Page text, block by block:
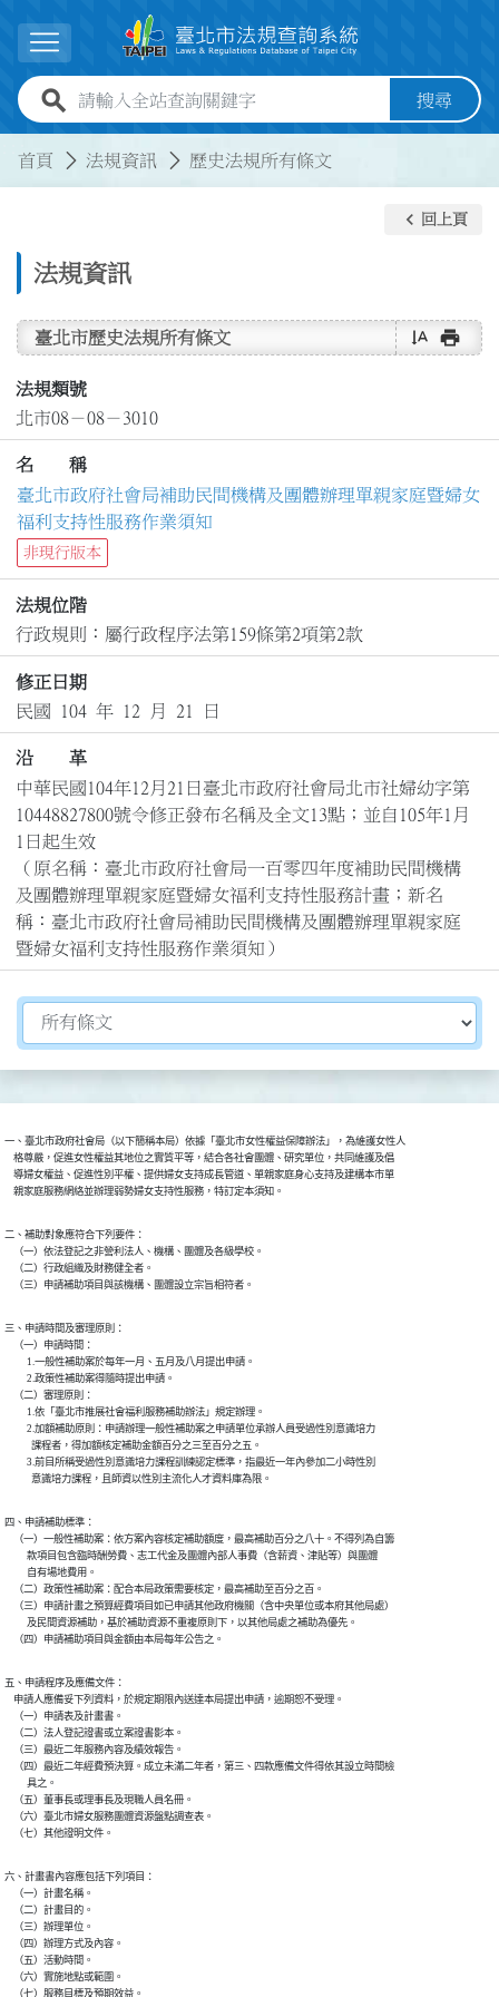
展開選單
全站查詢關鍵字欄位 搜尋
首頁 法規資訊 歷史法規所有條文
法規資訊
keyboard_arrow_left 回上頁
臺北市歷史法規所有條文 text_rotate_vertical print
法規類號
北市08－08－3010
名 稱
臺北市政府社會局補助民間機構及團體辦理單親家庭暨婦女
福利支持性服務作業須知
非現行版本
法規位階
行政規則：屬行政程序法第159條第2項第2款
修正日期
民國 104 年 12 月 21 日
沿 革
中華民國104年12月21日臺北市政府社會局北市社婦幼字第
10448827800號令修正發布名稱及全文13點；並自105年1月
1日起生效
（原名稱：臺北市政府社會局一百零四年度補助民間機構
及團體辦理單親家庭暨婦女福利支持性服務計畫；新名
稱：臺北市政府社會局補助民間機構及團體辦理單親家庭
暨婦女福利支持性服務作業須知）
切換選擇法規資訊內容
一、臺北市政府社會局（以下簡稱本局）依據「臺北市女性權益保障辦法」，為維護女性人
    格尊嚴，促進女性權益其地位之實質平等，結合各社會團體、研究單位，共同維護及倡
    導婦女權益、促進性別平權、提供婦女支持成長管道、單親家庭身心支持及建構本市單
    親家庭服務網絡並辦理弱勢婦女支持性服務，特訂定本須知。
二、補助對象應符合下列要件：
    （一）依法登記之非營利法人、機構、團體及各級學校。
    （二）行政組織及財務健全者。
    （三）申請補助項目與該機構、團體設立宗旨相符者。
三、申請時間及審理原則：
    （一）申請時間：
          1.一般性補助案於每年一月、五月及八月提出申請。
          2.政策性補助案得隨時提出申請。
    （二）審理原則：
          1.依「臺北市推展社會福利服務補助辦法」規定辦理。
          2.加額補助原則：申請辦理一般性補助案之申請單位承辦人員受過性別意識培力
            課程者，得加額核定補助金額百分之三至百分之五。
          3.前目所稱受過性別意識培力課程訓練認定標準，指最近一年內參加二小時性別
            意識培力課程，且師資以性別主流化人才資料庫為限。
四、申請補助標準：
    （一）一般性補助案：依方案內容核定補助額度，最高補助百分之八十。不得列為自籌
          款項目包含臨時酬勞費、志工代金及團體內部人事費（含薪資、津貼等）與團體
          自有場地費用。
    （二）政策性補助案：配合本局政策需要核定，最高補助至百分之百。
    （三）申請計畫之預算經費項目如已申請其他政府機關（含中央單位或本府其他局處）
          及民間資源補助，基於補助資源不重複原則下，以其他局處之補助為優先。
    （四）申請補助項目與金額由本局每年公告之。
五、申請程序及應備文件：
    申請人應備妥下列資料，於規定期限內送達本局提出申請，逾期恕不受理。
    （一）申請表及計畫書。
    （二）法人登記證書或立案證書影本。
    （三）最近二年服務內容及績效報告。
    （四）最近二年經費預決算。成立未滿二年者，第三、四款應備文件得依其設立時間檢
          具之。
    （五）董事長或理事長及現職人員名冊。
    （六）臺北市婦女服務團體資源盤點調查表。
    （七）其他證明文件。
六、計畫書內容應包括下列項目：
    （一）計畫名稱。
    （二）計畫目的。
    （三）辦理單位。
    （四）辦理方式及內容。
    （五）活動時間。
    （六）實施地點或範圍。
    （七）服務目標及預期效益。